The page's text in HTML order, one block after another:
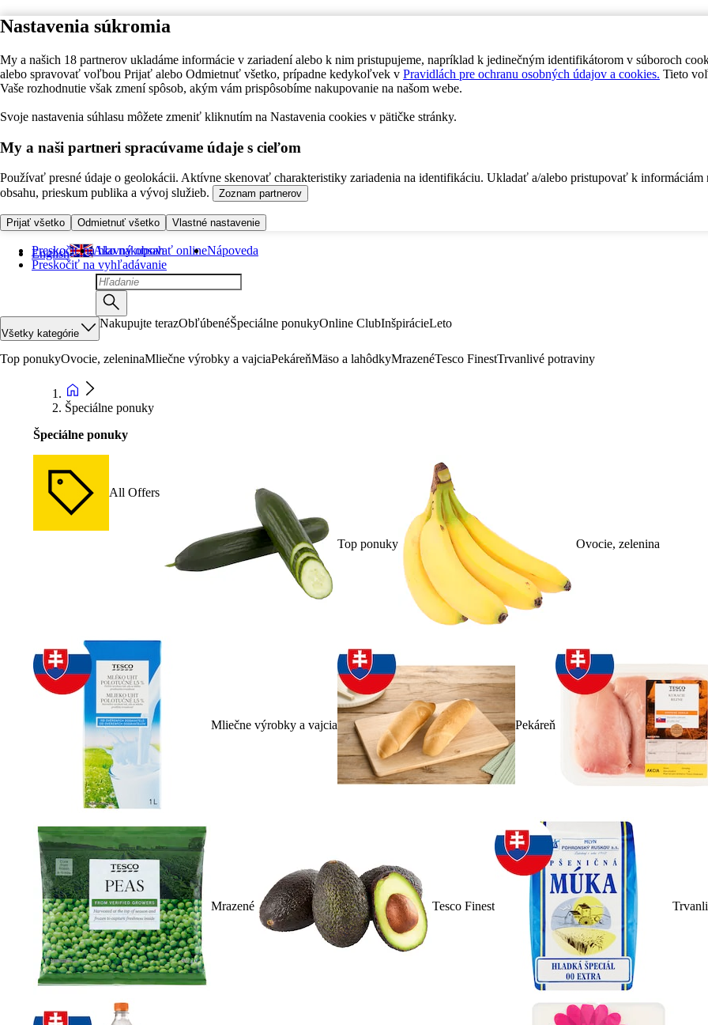
Nastavenia súkromia
My a našich 18 partnerov ukladáme informácie v zariadení alebo k nim pristupujeme, napríklad k jedinečným identifikátorom v súboroch
alebo spravovať voľbou Prijať alebo Odmietnuť všetko, prípadne kedykoľvek v Pravidlách pre ochranu osobných údajov a cookies. Tieto
Vaše rozhodnutie však zmení spôsob, akým vám prispôsobíme nakupovanie na našom webe.
Svoje nastavenia súhlasu môžete zmeniť kliknutím na Nastavenia cookies v pätičke stránky.
My a naši partneri spracúvame údaje s cieľom
Používať presné údaje o geolokácii. Aktívne skenovať charakteristiky zariadenia na identifikáciu. Ukladať a/alebo pristupovať k informáciám
obsahu, prieskum publika a vývoj služieb.
Zoznam partnerov
Prijať všetko Odmietnuť všetko Vlastné nastavenie
Preskočiť na hlavný obsah
Preskočiť na vyhľadávanie
English Ako nakupovať onlineNápoveda
Všetky kategórie
Nakupujte terazObľúbenéŠpeciálne ponukyOnline ClubInšpirácieLeto
Top ponukyOvocie, zeleninaMliečne výrobky a vajciaPekáreňMäso a lahôdkyMrazenéTesco FinestTrvanlivé potraviny
Špeciálne ponuky
Špeciálne ponuky
All Offers
Top ponuky Ovocie, zelenina
Mliečne výrobky a vajcia Pekáreň
Mrazené Tesco Finest